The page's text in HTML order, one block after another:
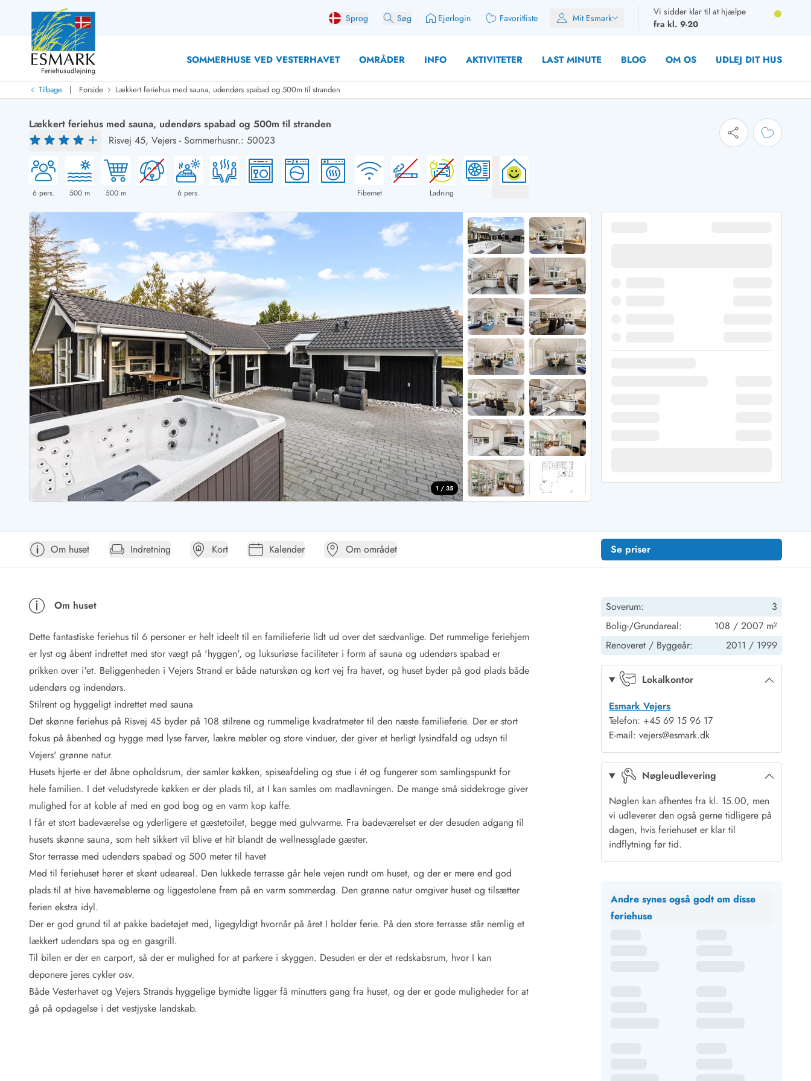
Sprog Søg Ejerlogin Favoritliste Mit Esmark
Vi sidder klar til at hjælpe
fra kl. 9-20
SOMMERHUSE VED VESTERHAVET OMRÅDER INFO AKTIVITETER LAST MINUTE BLOG OM OS UDLEJ DIT HUS
Last Minute
Last minute
Nyheder
Nyheder hos Esmark Med swimmingpoolSommerhuse med hund
Nyrenoverede sommerhuse
Sommerhuse med slutrengøring inklusive
Sommerhuse tæt ved vandet
Nybyggede sommerhuse
Sommerhuse med sauna
Røgfrie/ikke-ryger sommerhuse
Sommerhuse med udsigt
Sommerhuse med spa
Sommerhuse med fredagsskift
Sommerhuse med lørdagsskift
Sommerhuse med søndagsskift
Sommerhuse med plads til fangsten
Feriehuse med brændeovn
Luksussommerhuse
Sommerhuse med ydersæsonrabat
Sommerhuse for 4 Personer
Sommerhuse for 6 Personer
Sommerhuse for 8 Personer
Sommerhuse for 10 personer
Sommerhuse for 12 Personer
Sommerhuse for 14 Personer
Sommerhuse i påskeferien
Sommerhuse i sommerferien
Sommerhuse i efterårsferien
Sommerhuse i vinterferien
Sommerhuse i juleferien
Sommerhuse til nytår
Sommerhuse i BjerregårdSommerhuse i BlåvandSommerhuse i Hvide SandeSommerhuse i Søndervig
Sommerhuse i Årgab
Sommerhuse i Arrild
Sommerhuse i Bjerregård
Sommerhuse i Blåvand
Sommerhuse i Bork Havn
Sommerhuse i Fjand
Sommerhuse på Fanø
Sommerhuse i Grærup Strand
Sommerhuse i Haurvig
Sommerhuse i Henne Strand
Sommerhuse i Ho
Sommerhuse i Houstrup
Sommerhuse i Houvig
Sommerhus på Holmsland Klit
Sommerhuse på Holmsland
Sommerhuse i Hvide Sande
Sommerhuse i Jegum
Sommerhuse i Klegod
Sommerhuse i Lodbjerg Hede
Sommerhuse i Nr. Lyngvig
Sommerhuse på Rømø
Sommerhuse i Søndervig
Sommerhuse i Skodbjerge
Sommerhuse i Thorsminde
Sommerhuse i Vedersø Klit
Sommerhuse i Vejers Strand
Sommerhuse i Vester Husby
Esmark RejsecurityEsmark KidsVIPEsmark VIP partnerfordele
Fordele hos os
Sommerhus ABC
Forbrugsafregning (Strøm, vand...)
Lån og lej
Rengøring
Gavekort
Book tidligt
Lejebetingelser
Vejret i Danmark
Sæsontider
Baderegler
Naturbeskyttelse
Webcam
Fotokonkurrence
Fordele hos os
Esmark Rejsecurity
Esmark KidsVIP
Esmark VIP: Fordele og rabataftaler
Prisgaranti
Ingen depositum
Gæsteanmeldelser
Gratis WiFi i ferieområdet
We love people!
Fritidsaktiviteter
Esmark VIP partnerfordele
Esmark KidsVIP
LEGOLAND® rabat
Tilbage | Forside Lækkert feriehus med sauna, udendørs spabad og 500m til stranden
Lækkert feriehus med sauna, udendørs spabad og 500m til stranden
Risvej 45, Vejers -Sommerhusnr.: 50023
6pers. 500 m 500 m 6pers. Fibernet Ladning
1 / 35
Om huset Indretning Kort Kalender Om området Se priser
Om huset
Dette fantastiske feriehus til 6 personer er helt ideelt til en familieferie lidt ud over det sædvanlige. Det rummelige feriehjem
er lyst og åbent indrettet med stor vægt på 'hyggen', og luksuriøse faciliteter i form af sauna og udendørs spabad er
prikken over i'et. Beliggenheden i Vejers Strand er både naturskøn og kort vej fra havet, og huset byder på god plads både
udendørs og indendørs.
Stilrent og hyggeligt indrettet med sauna
Det skønne feriehus på Risvej 45 byder på 108 stilrene og rummelige kvadratmeter til den næste familieferie. Der er stort
fokus på åbenhed og hygge med lyse farver, lækre møbler og store vinduer, der giver et herligt lysindfald og udsyn til
Vejers' grønne natur.
Husets hjerte er det åbne opholdsrum, der samler køkken, spiseafdeling og stue i ét og fungerer som samlingspunkt for
hele familien. I det veludstyrede køkken er der plads til, at I kan samles om madlavningen. De mange små siddekroge giver
mulighed for at koble af med en god bog og en varm kop kaffe.
I får et stort badeværelse og yderligere et gæstetoilet, begge med gulvvarme. Fra badeværelset er der desuden adgang til
husets skønne sauna, som helt sikkert vil blive et hit blandt de wellnessglade gæster.
Stor terrasse med udendørs spabad og 500 meter til havet
Med til feriehuset hører et skønt udeareal. Den lukkede terrasse går hele vejen rundt om huset, og der er mere end god
plads til at hive havemøblerne og liggestolene frem på en varm sommerdag. Den grønne natur omgiver huset og tilsætter
ferien ekstra idyl.
Der er god grund til at pakke badetøjet med, ligegyldigt hvornår på året I holder ferie. På den store terrasse står nemlig et
lækkert udendørs spa og en gasgrill.
Til bilen er der en carport, så der er mulighed for at parkere i skyggen. Desuden er der et redskabsrum, hvor I kan
deponere jeres cykler osv.
Både Vesterhavet og Vejers Strands hyggelige bymidte ligger få minutters gang fra huset, og der er gode muligheder for at
gå på opdagelse i det vestjyske landskab.
Soverum:
3
Bolig-/Grundareal:
108 / 2007 m²
Renoveret / Byggeår: 2011 / 1999
Lokalkontor
Esmark Vejers
Telefon: +45 69 15 96 17
E-mail: vejers@esmark.dk
Nøgleudlevering
Nøglen kan afhentes fra kl. 15.00, men
vi udleverer den også gerne tidligere på
dagen, hvis feriehuset er klar til
indflytning før tid.
Andre synes også godt om disse
feriehuse